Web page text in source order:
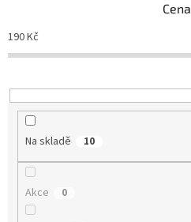
o
d
k
t
Cena
190Kč
Na skladě 10
Akce 0